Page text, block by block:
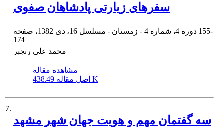
سفرهاى زیارتى پادشاهان صفوى‏
155-
174
محمد علی رنجبر
مشاهده مقاله
اصل مقاله 438.49 K
7.
سه گفتمان مهم و هویت جهان شهر مشهد